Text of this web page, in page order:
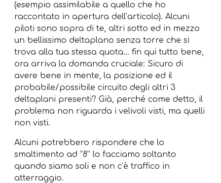
(esempio assimilabile a quello che ho
raccontato in apertura dell’articolo). Alcuni
piloti sono sopra di te, altri sotto ed in mezzo
un bellissimo deltaplano senza torre che si
trova alla tua stessa quota… fin qui tutto bene,
ora arriva la domanda cruciale: Sicuro di
avere bene in mente, la posizione ed il
probabile/possibile circuito degli altri 3
deltaplani presenti? Già, perché come detto, il
problema non riguarda i velivoli visti, ma quelli
non visti.
Alcuni potrebbero rispondere che lo
smaltimento ad “8” lo facciamo soltanto
quando siamo soli e non c’è traffico in
atterraggio.